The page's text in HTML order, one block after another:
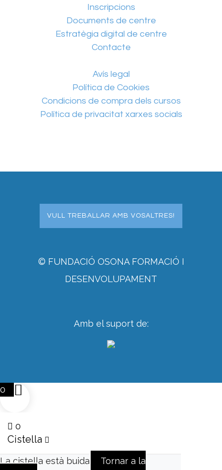
Inscripcions
Documents de centre
Estratègia digital de centre
Contacte
Avís legal
Política de Cookies
Condicions de compra dels cursos
Política de privacitat xarxes socials
VULL TREBALLAR AMB VOSALTRES!
© FUNDACIÓ OSONA FORMACIÓ I
DESENVOLUPAMENT
Amb el suport de:
0
0
Cistella
La cistella està buida
Tornar a la